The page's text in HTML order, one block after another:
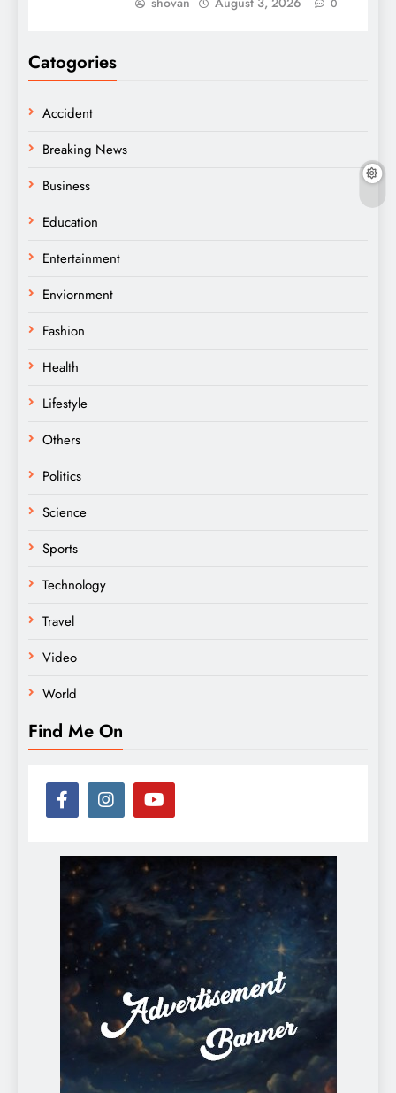
0
Catogories
Accident
Breaking News
Business
Education
Entertainment
Enviornment
Fashion
Health
Lifestyle
Others
Politics
Science
Sports
Technology
Travel
Video
World
Find Me On